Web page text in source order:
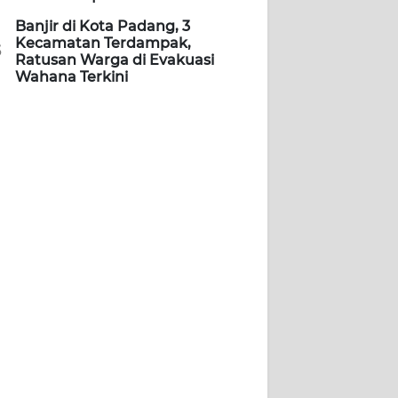
Banjir di Kota Padang, 3
Kecamatan Terdampak,
Ratusan Warga di Evakuasi
Wahana Terkini